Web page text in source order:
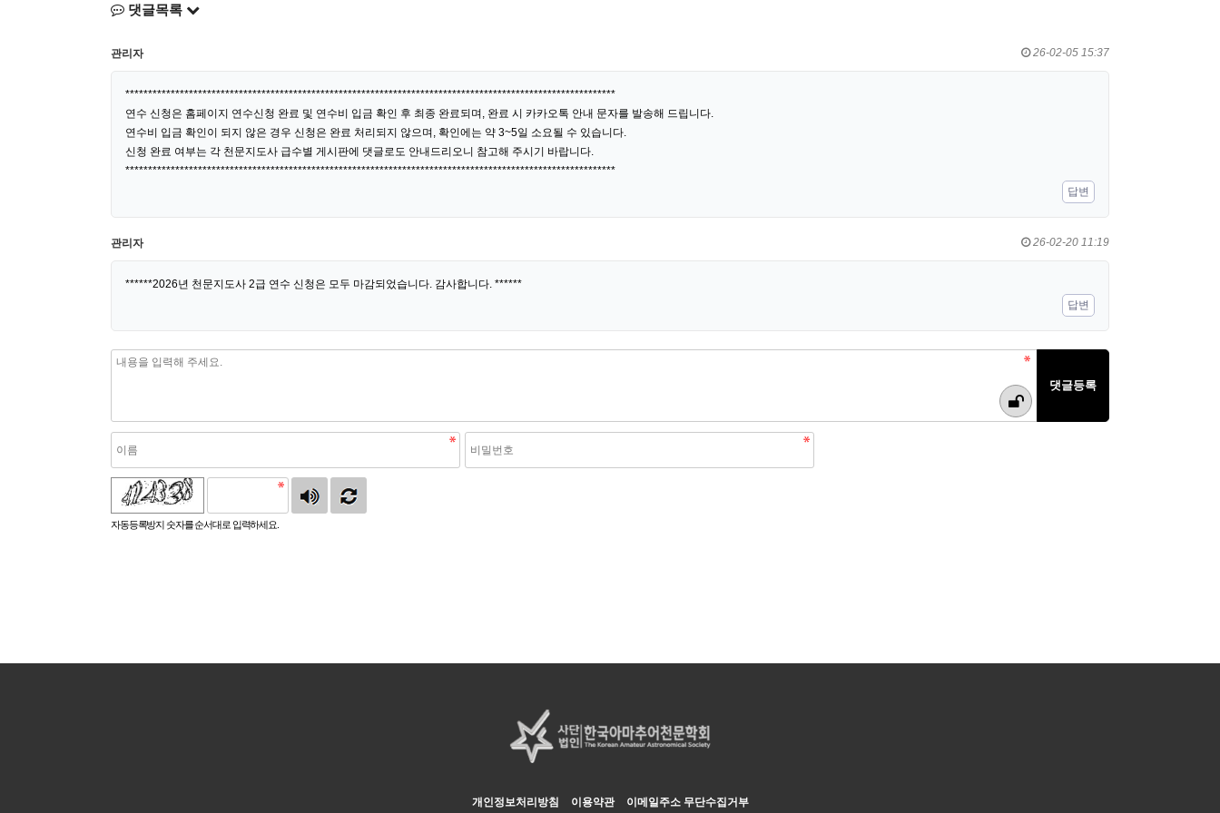
댓글목록
관리자 26-02-05 15:37
************************************************************************************************************
연수 신청은 홈페이지 연수신청 완료 및 연수비 입금 확인 후 최종 완료되며, 완료 시 카카오톡 안내 문자를 발송해 드립니다.
연수비 입금 확인이 되지 않은 경우 신청은 완료 처리되지 않으며, 확인에는 약 3~5일 소요될 수 있습니다.
신청 완료 여부는 각 천문지도사 급수별 게시판에 댓글로도 안내드리오니 참고해 주시기 바랍니다.
************************************************************************************************************
답변
관리자 26-02-20 11:19
******2026년 천문지도사 2급 연수 신청은 모두 마감되었습니다. 감사합니다. ******
답변
자동등록방지 숫자를 순서대로 입력하세요.
개인정보처리방침 이용약관 이메일주소 무단수집거부